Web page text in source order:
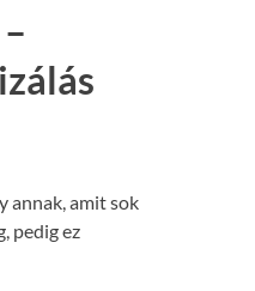
annak, amit sok
pedig ez